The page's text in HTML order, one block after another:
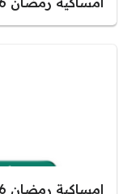
امساكية رمضان 2026 – 1447 بريدة